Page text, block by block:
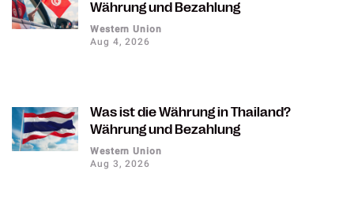
Währung und Bezahlung
Western Union
Aug 4, 2026
Was ist die Währung in Thailand?
Währung und Bezahlung
Western Union
Aug 3, 2026